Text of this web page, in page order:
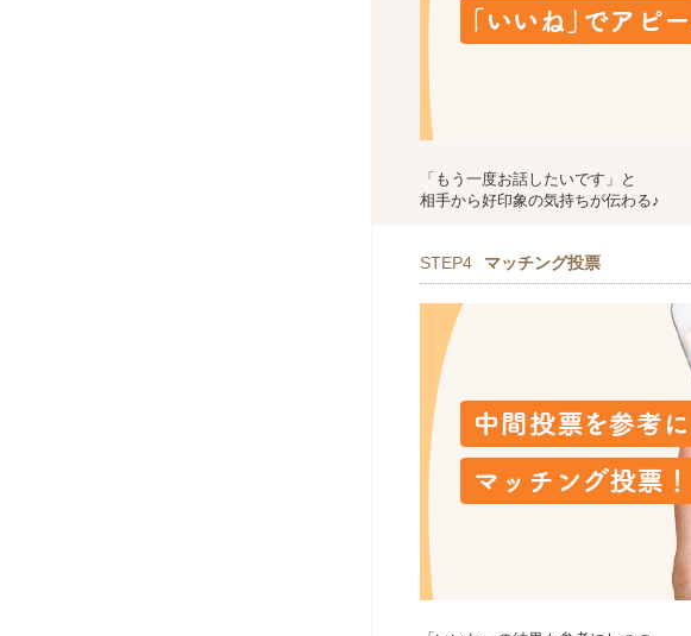
「もう一度お話したいです」と
相手から好印象の気持ちが伝わる♪
STEP4 マッチング投票